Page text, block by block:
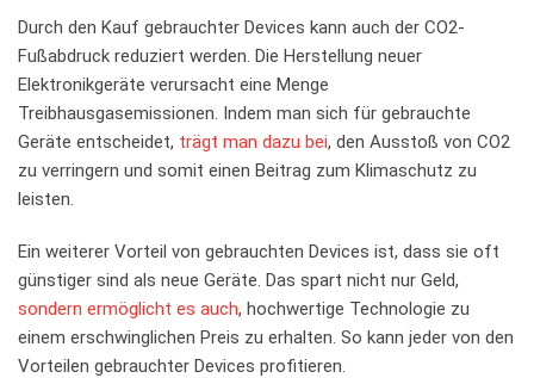
Durch den Kauf gebrauchter Devices kann auch der ⁢CO2-
Fußabdruck reduziert​ werden. Die Herstellung neuer
Elektronikgeräte verursacht eine Menge
Treibhausgasemissionen. Indem man ⁣sich für gebrauchte
‍Geräte ⁤entscheidet, trägt man dazu bei, den Ausstoß von CO2
zu verringern ‍und somit einen Beitrag zum Klimaschutz zu
leisten.
Ein weiterer Vorteil von gebrauchten Devices⁤ ist, dass sie oft
günstiger sind als neue‍ Geräte. Das spart nicht​ nur Geld,
sondern ermöglicht es auch, hochwertige Technologie zu
einem erschwinglichen Preis zu erhalten. So kann jeder von den
Vorteilen gebrauchter Devices profitieren.